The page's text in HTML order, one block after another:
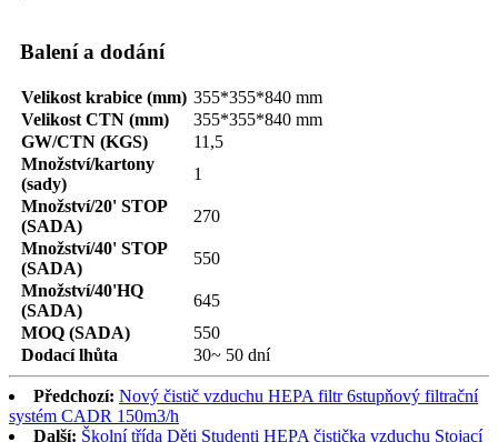
Balení a dodání
Velikost krabice (mm) 355*355*840 mm
Velikost CTN (mm)
355*355*840 mm
GW/CTN (KGS)
11,5
Množství/kartony
(sady)
1
Množství/20' STOP
(SADA)
270
Množství/40' STOP
(SADA)
550
Množství/40'HQ
(SADA)
645
MOQ (SADA)
550
Dodací lhůta
30~ 50 dní
Předchozí: Nový čistič vzduchu HEPA filtr 6stupňový filtrační
systém CADR 150m3/h
Další: Školní třída Děti Studenti HEPA čistička vzduchu Stojací